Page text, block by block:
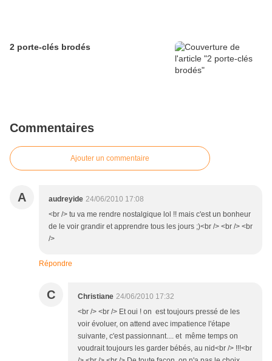
2 porte-clés brodés
Commentaires
Ajouter un commentaire
A audreyide 24/06/2010 17:08
<br /> tu va me rendre nostalgique lol !! mais c'est un bonheur
de le voir grandir et apprendre tous les jours ;)<br /> <br /> <br
/>
Répondre
C Christiane 24/06/2010 17:32
<br /> <br /> Et oui ! on est toujours pressé de les
voir évoluer, on attend avec impatience l'étape
suivante, c'est passionnant.... et même temps on
voudrait toujours les garder bébés, au nid<br /> !!!<br